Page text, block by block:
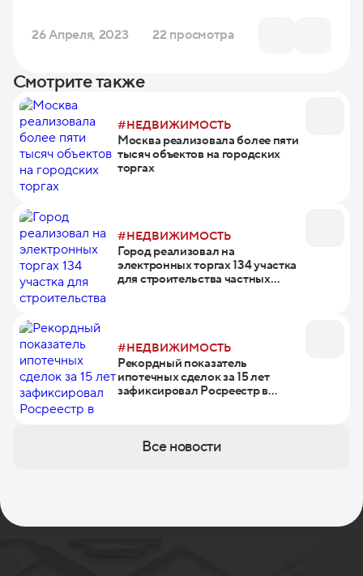
26 Апреля, 2023 22 просмотра
Смотрите также
#НЕДВИЖИМОСТЬ
Москва реализовала более пяти
тысяч объектов на городских
торгах
#НЕДВИЖИМОСТЬ
Город реализовал на
электронных торгах 134 участка
для строительства частных
#НЕДВИЖИМОСТЬ
Рекордный показатель
ипотечных сделок за 15 лет
зафиксировал Росреестр в
Все новости